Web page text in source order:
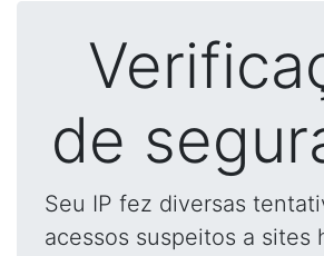
de
Seu IP fez diversas
acessos suspeitos a sites